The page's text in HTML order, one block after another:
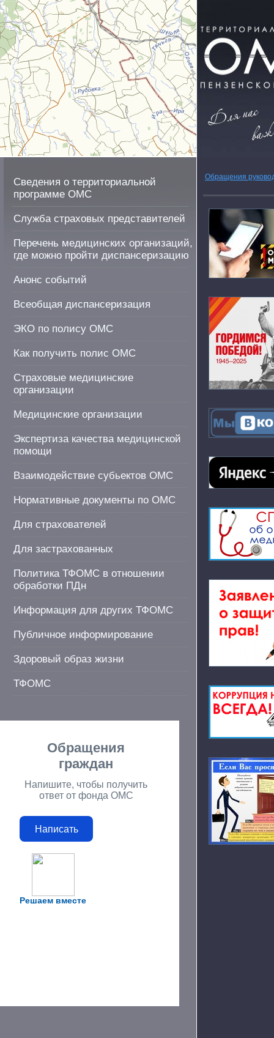
Сведения о территориальной
программе ОМС
Служба страховых представителей
Перечень медицинских организаций,
где можно пройти диспансеризацию
Анонс событий
Всеобщая диспансеризация
ЭКО по полису ОМС
Как получить полис ОМС
Страховые медицинские
организации
Медицинские организации
Экспертиза качества медицинской
помощи
Взаимодействие субьектов ОМС
Нормативные документы по ОМС
Для страхователей
Для застрахованных
Политика ТФОМС в отношении
обработки ПДн
Информация для других ТФОМС
Публичное информирование
Здоровый образ жизни
ТФОМС
Решаем вместе
Обращения
граждан
Напишите, чтобы получить
ответ от фонда ОМС
Написать
Обращения